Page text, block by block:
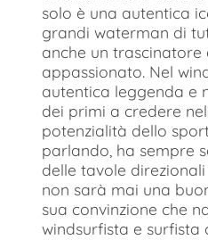
solo è una autentica
grandi waterman di
anche un trascinatore
appassionato. Nel
autentica leggenda e
dei primi a credere
potenzialità dello
parlando, ha sempre
delle tavole
non sarà mai una
sua convinzione che
windsurfista e surfista